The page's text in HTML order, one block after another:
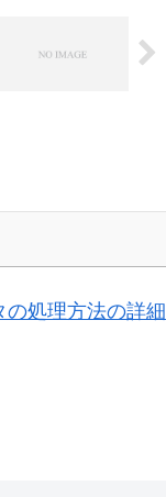
の処理方法の詳細